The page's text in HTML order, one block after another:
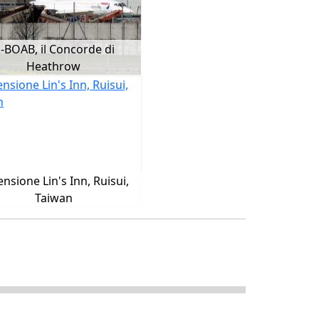
BOAB, il Concorde di
Heathrow
Lin's Inn, Ruisui,
Taiwan